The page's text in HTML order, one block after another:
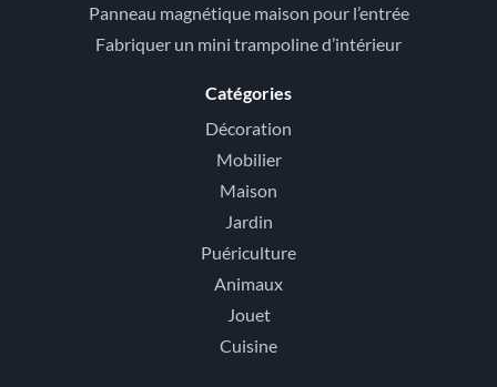
Panneau magnétique maison pour l’entrée
Fabriquer un mini trampoline d’intérieur
Catégories
Décoration
Mobilier
Maison
Jardin
Puériculture
Animaux
Jouet
Cuisine